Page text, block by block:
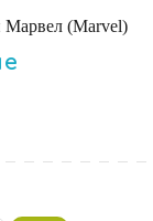
(Marvel)